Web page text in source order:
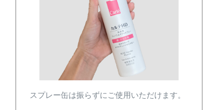
スプレー缶は振らずにご使用いただけます。